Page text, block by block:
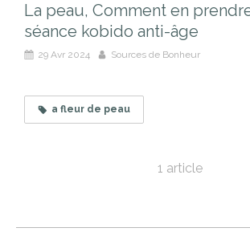
La peau, Comment en
séance kobido anti-âge
29 Avr 2024 Sources de Bonheur
a fleur de peau
1 article